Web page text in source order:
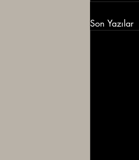
Son Yazılar